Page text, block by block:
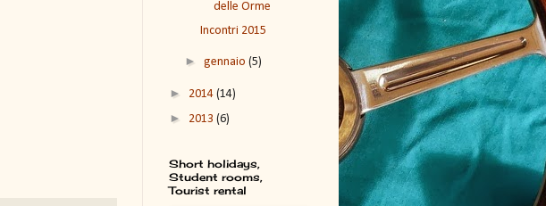
delle Orme
Incontri 2015
► gennaio (5)
► 2014 (14)
► 2013 (6)
Short holidays,
Student rooms,
Tourist rental